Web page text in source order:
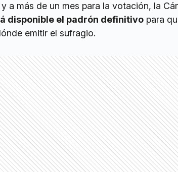
a más de un mes para la votación, la
disponible el padrón definitivo para
emitir el sufragio.